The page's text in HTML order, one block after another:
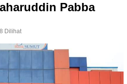
Pabba
Dilihat